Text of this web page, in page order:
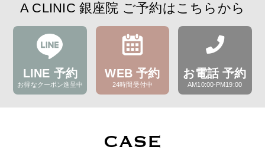
A CLINIC 銀座院 ご予約はこちらから
LINE 予約
お得なクーポン進呈中
WEB 予約
24時間受付中
お電話 予約
AM10:00-PM19:00
CASE